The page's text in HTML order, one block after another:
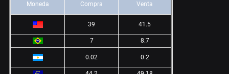
Moneda Compra Venta
39 41.5
7 8.7
0.02 0.2